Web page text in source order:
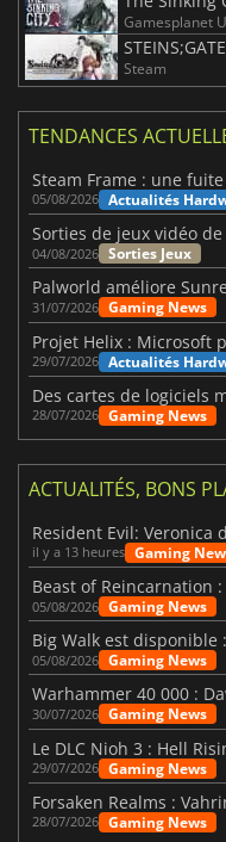
Gamesplanet
Steam
TENDANCES
05/08/2026 Actualités
04/08/2026 Sorties Jeux
Palworld améliore
31/07/2026 Gaming News
Projet Helix : Microsoft
29/07/2026 Actualités
28/07/2026 Gaming News
ACTUALITÉS, BONS
il y a 13 heures Gaming
05/08/2026 Gaming News
05/08/2026 Gaming News
30/07/2026 Gaming News
29/07/2026 Gaming News
28/07/2026 Gaming News